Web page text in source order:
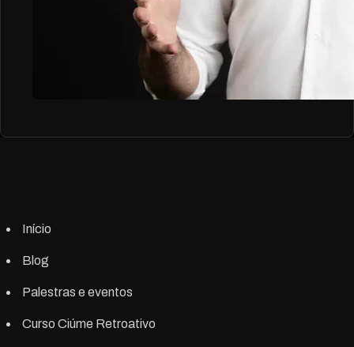
Início
Blog
Palestras e eventos
Curso Ciúme Retroativo